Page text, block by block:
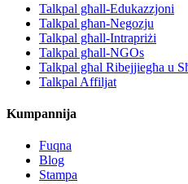
Talkpal għall-Edukazzjoni
Talkpal għan-Negozju
Talkpal għall-Intrapriżi
Talkpal għall-NGOs
Talkpal għal Ribejjiegħa u
Talkpal Affiljat
Kumpannija
Fuqna
Blog
Stampa